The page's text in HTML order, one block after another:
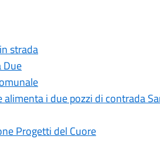
strada
Due
i due pozzi di contrada
Progetti del Cuore